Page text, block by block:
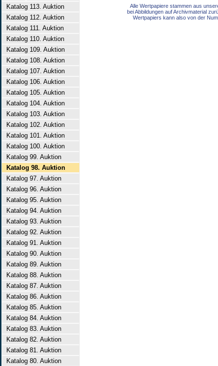
Katalog 113. Auktion
Katalog 112. Auktion
Katalog 111. Auktion
Katalog 110. Auktion
Katalog 109. Auktion
Katalog 108. Auktion
Katalog 107. Auktion
Katalog 106. Auktion
Katalog 105. Auktion
Katalog 104. Auktion
Katalog 103. Auktion
Katalog 102. Auktion
Katalog 101. Auktion
Katalog 100. Auktion
Katalog 99. Auktion
Katalog 98. Auktion
Katalog 97. Auktion
Katalog 96. Auktion
Katalog 95. Auktion
Katalog 94. Auktion
Katalog 93. Auktion
Katalog 92. Auktion
Katalog 91. Auktion
Katalog 90. Auktion
Katalog 89. Auktion
Katalog 88. Auktion
Katalog 87. Auktion
Katalog 86. Auktion
Katalog 85. Auktion
Katalog 84. Auktion
Katalog 83. Auktion
Katalog 82. Auktion
Katalog 81. Auktion
Katalog 80. Auktion
Alle Wertpapiere stammen aus
bei Abbildungen auf Archivmaterial
Wertpapiers kann also von der